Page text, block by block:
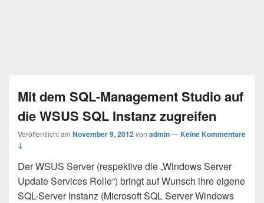
Mit dem SQL-Management Studio auf
die WSUS SQL Instanz zugreifen
Veröffentlicht am November 9, 2012von admin—Keine Kommentare
↓
Der WSUS Server (respektive die „Windows Server
Update Services Rolle“) bringt auf Wunsch ihre eigene
SQL-Server Instanz (Microsoft SQL Server Windows